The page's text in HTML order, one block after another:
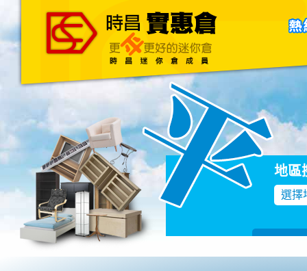
主頁 關於我們 聯絡我們
地區
選擇